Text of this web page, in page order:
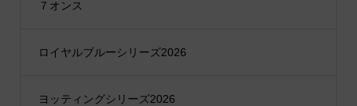
７オンス
ロイヤルブルーシリーズ2026
ヨッティングシリーズ2026